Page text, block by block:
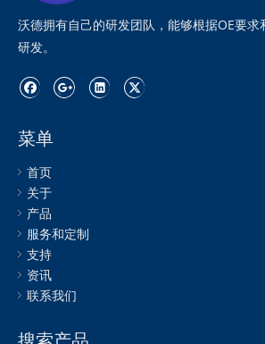
沃德拥有自己的研发团队，能够根据OE要求
研发。
菜单
首页
关于
产品
服务和定制
支持
资讯
联系我们